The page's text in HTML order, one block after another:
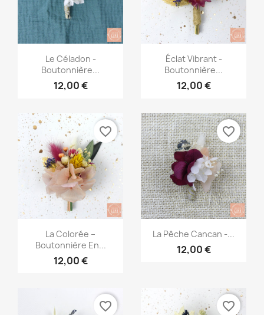
Aperçu rapide
Le Céladon -
Boutonnière...
12,00 €
Aperçu rapide
Éclat Vibrant -
Boutonnière...
12,00 €
Aperçu rapide
La Colorée –
Boutonnière En...
12,00 €
favorite_border
Aperçu rapide
La Pêche Cancan -...
12,00 €
favorite_border
favorite_border favorite_border